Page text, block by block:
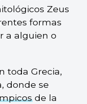
Zeus
formas
a alguien o
toda Grecia,
donde se
de la